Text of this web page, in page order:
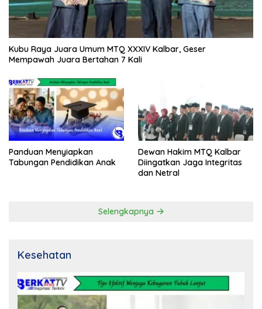
Kubu Raya Juara Umum MTQ XXXIV Kalbar, Geser
Mempawah Juara Bertahan 7 Kali
Panduan Menyiapkan
Tabungan Pendidikan Anak
Dewan Hakim MTQ Kalbar
Diingatkan Jaga Integritas
dan Netral
Selengkapnya
Kesehatan